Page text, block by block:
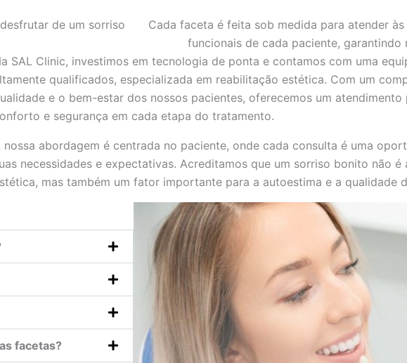
de um sorriso
Cada faceta é feita sob medida para atender
funcionais de cada paciente, garantindo
SAL Clinic, investimos em tecnologia de ponta e contamos com uma
qualificados, especializada em reabilitação estética. Com um
e o bem-estar dos nossos pacientes, oferecemos um atendimento
e segurança em cada etapa do tratamento.
nossa abordagem é centrada no paciente, onde cada consulta é uma
necessidades e expectativas. Acreditamos que um sorriso bonito não é
mas também um fator importante para a autoestima e a qualidade
facetas?